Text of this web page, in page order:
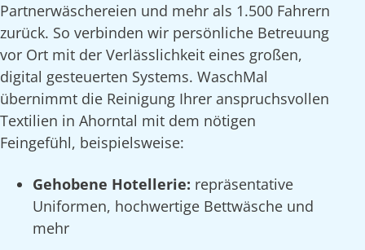
Partnerwäschereien und mehr als 1.500 Fahrern
zurück. So verbinden wir persönliche Betreuung
vor Ort mit der Verlässlichkeit eines großen,
digital gesteuerten Systems. WaschMal
übernimmt die Reinigung Ihrer anspruchsvollen
Textilien in Ahorntal mit dem nötigen
Feingefühl, beispielsweise:
Gehobene Hotellerie: repräsentative
Uniformen, hochwertige Bettwäsche und
mehr